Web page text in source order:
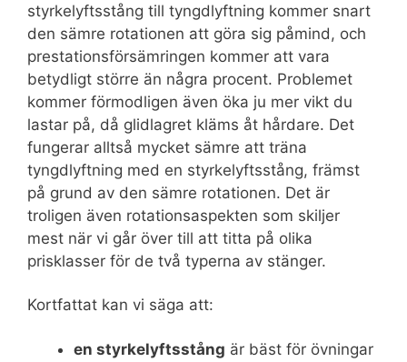
styrkelyftsstång till tyngdlyftning kommer snart
den sämre rotationen att göra sig påmind, och
prestationsförsämringen kommer att vara
betydligt större än några procent. Problemet
kommer förmodligen även öka ju mer vikt du
lastar på, då glidlagret kläms åt hårdare. Det
fungerar alltså mycket sämre att träna
tyngdlyftning med en styrkelyftsstång, främst
på grund av den sämre rotationen. Det är
troligen även rotationsaspekten som skiljer
mest när vi går över till att titta på olika
prisklasser för de två typerna av stänger.
Kortfattat kan vi säga att:
en styrkelyftsstång är bäst för övningar